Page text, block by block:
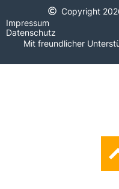
Copyright
Impressum
Datenschutz
Mit freundlicher